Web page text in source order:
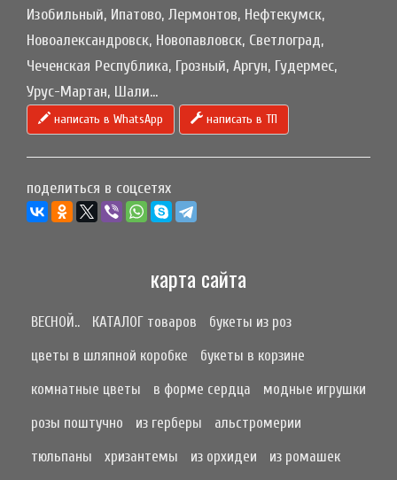
Изобильный, Ипатово, Лермонтов, Нефтекумск,
Новоалександровск, Новопавловск, Светлоград,
Чеченская Республика, Грозный, Аргун, Гудермес,
Урус-Мартан, Шали...
написать в WhatsApp написать в ТП
поделиться в соцсетях
карта сайта
ВЕСНОЙ.. КАТАЛОГ товаров
букеты из роз
цветы в шляпной коробке
букеты в корзине
комнатные цветы
в форме сердца
модные игрушки
розы поштучно
из герберы
альстромерии
тюльпаны
хризантемы из орхидеи
из ромашек